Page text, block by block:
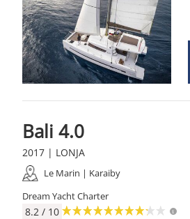
Bali 4.0
2017 | LONJA
Le Marin | Karaiby
Dream Yacht Charter
8.2 / 10